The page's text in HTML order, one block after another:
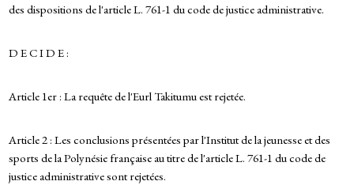
des dispositions de l'article L. 761-1 du code de justice administrative.
D E C I D E :
Article 1er : La requête de l'Eurl Takitumu est rejetée.
Article 2 : Les conclusions présentées par l'Institut de la jeunesse et des
sports de la Polynésie française au titre de l'article L. 761-1 du code de
justice administrative sont rejetées.